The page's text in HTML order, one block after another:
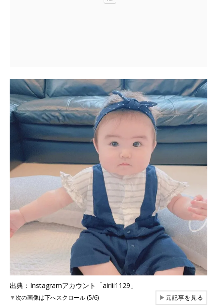
出典：Instagramアカウント「airiii1129」
▼次の画像は下へスクロール (5/6) ▶元記事を見る